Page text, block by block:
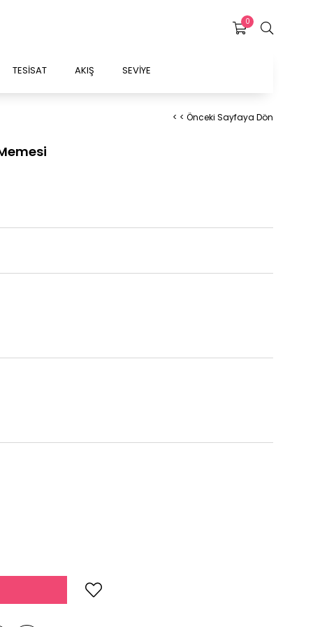
0
TESİSAT AKIŞ SEVİYE
< < Önceki Sayfaya Dön